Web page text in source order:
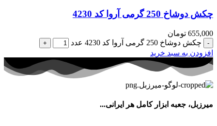
چکش دوشاخ 250 گرمی آروا کد 4230
655,000 تومان
چکش دوشاخ 250 گرمی آروا کد 4230 عدد
افزودن به سبد خرید
میرزبل، جعبه ابزار کامل هر ایرانی...